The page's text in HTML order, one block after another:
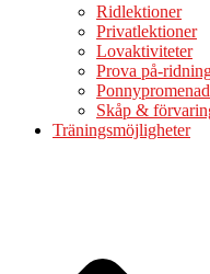
Ridlektioner
Privatlektioner
Lovaktiviteter
Prova på-
Ponnypromenad
Skåp &
Träningsmöjligheter